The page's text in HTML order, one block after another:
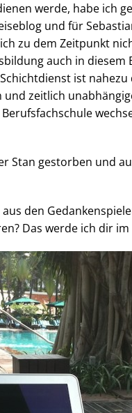
werde, habe ich
und für
zu dem Zeitpunkt
auch in
ist
zeitlich
Stan gestorben und
den
Das werde ich dir im